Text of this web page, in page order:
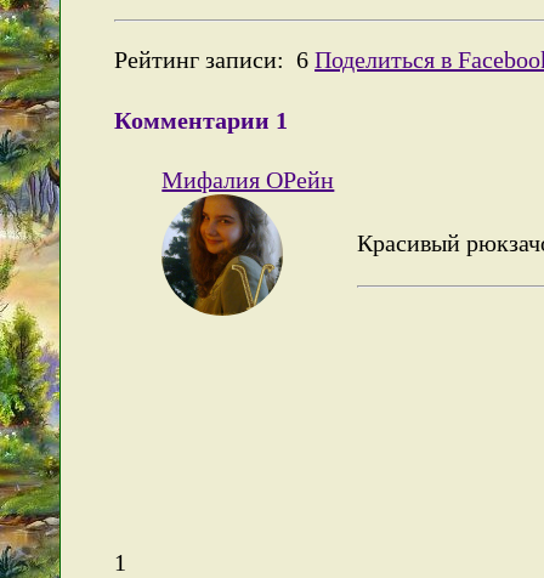
Рейтинг записи: 6 Поделиться в
Комментарии 1
Мифалия ОРейн
Красивый
1